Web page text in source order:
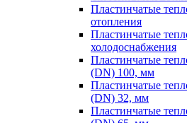
Пластинчатые
отопления
Пластинчатые
холодоснабжения
Пластинчатые
(DN) 100, мм
Пластинчатые
(DN) 32, мм
Пластинчатые